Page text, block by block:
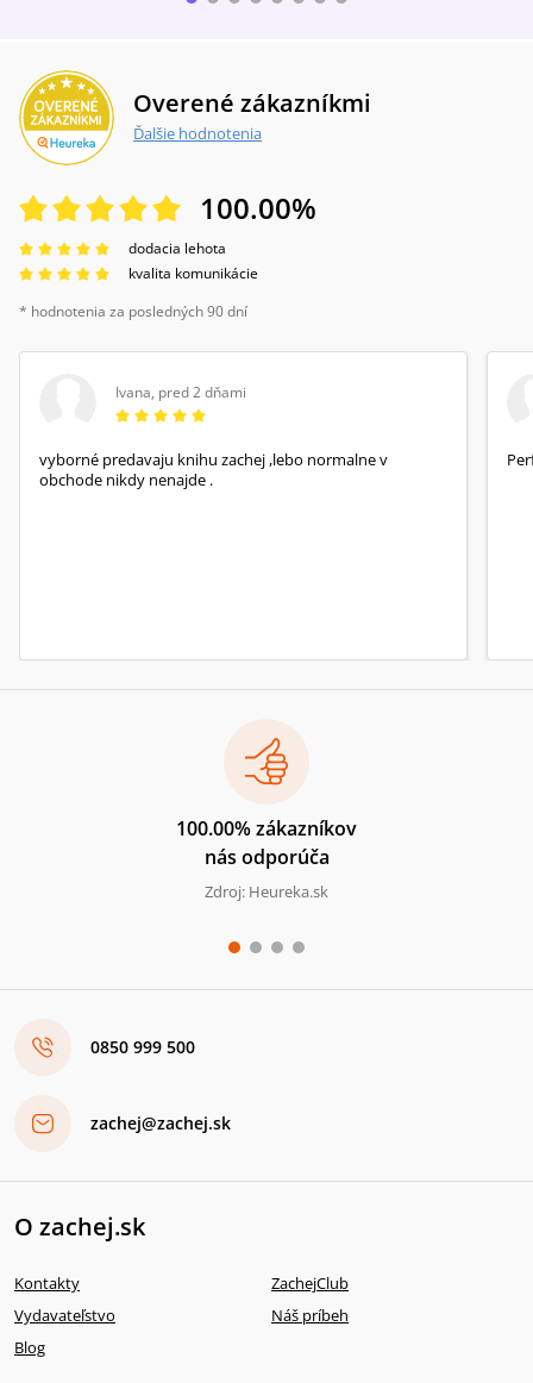
Overené zákazníkmi
Ďalšie hodnotenia
100.00%
dodacia lehota
kvalita komunikácie
* hodnotenia za posledných 90 dní
Ivana, pred 2 dňami
vyborné predavaju knihu zachej ,lebo normalne v
obchode nikdy nenajde .
100.00% zákazníkov
nás odporúča
Zdroj: Heureka.sk
0850 999 500
zachej@zachej.sk
O zachej.sk
Kontakty
ZachejClub
Vydavateľstvo
Náš príbeh
Blog